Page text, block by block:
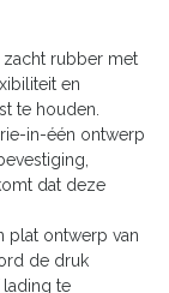
zacht rubber met
en
te houden.
in-één ontwerp
dat deze
plat ontwerp van
de druk
lading te